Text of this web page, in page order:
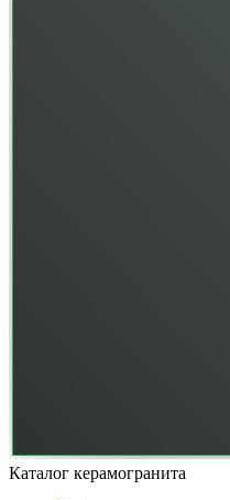
Каталог керамогранита